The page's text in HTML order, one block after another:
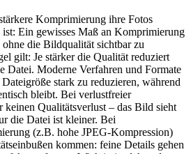
Komprimierung ihre Fotos
ist: Ein gewisses Maß an Komprimierung
die Bildqualität sichtbar zu
gilt: Je stärker die Qualität reduziert
Datei. Moderne Verfahren und Formate
stark zu reduzieren, während
bleibt. Bei verlustfreier
Qualitätsverlust – das Bild sieht
die Datei ist kleiner. Bei
(z.B. hohe JPEG-Kompression)
kommen: feine Details gehen